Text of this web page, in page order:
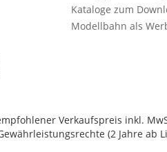
Kataloge zum
Modellbahn als
Verkaufspreis inkl.
(2 Jahre